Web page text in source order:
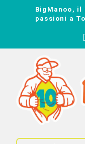
BigManoo,
passioni a